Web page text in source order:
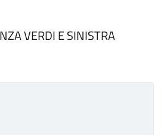
VERDI E SINISTRA